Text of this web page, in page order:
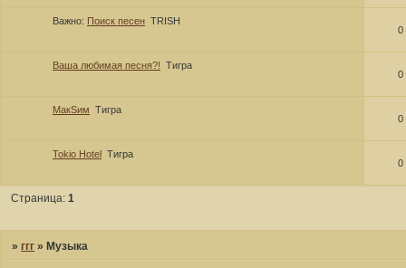
Важно: Поиск песен TRISH
0
Ваша любимая песня?! Тигра
0
МакSим Тигра
0
Tokio Hotel Тигра
0
Страница:1
» ггг »Музыка